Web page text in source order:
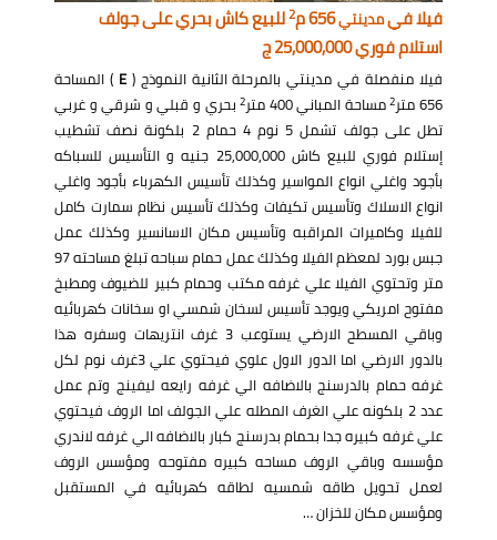
فيلا فيمدينتي656 م 2للبيع كاش بحري على جولف
استلام فوري 25,000,000 ج
فيلا منفصلة في مدينتي بالمرحلة الثانية النموذج (E ) المساحة
656 متر
2مساحة المباني 400 متر 2بحري و قبلي و شرقي و غربي
تطل على جولف تشمل 5 نوم 4 حمام 2 بلكونة نصف تشطيب
إستلام فوري للبيع كاش 25,000,000 جنيه و التأسيس للسباكه
بأجود واغلي انواع المواسير وكذلك تأسيس الكهرباء بأجود واغلي
انواع الاسلاك وتأسيس تكيفات وكذلك تأسيس نظام سمارت كامل
للفيلا وكاميرات المراقبه وتأسيس مكان الاسانسير وكذلك عمل
جبس بورد لمعظم الفيلا وكذلك عمل حمام سباحه تبلغ مساحته 97
متر وتحتوي الفيلا علي غرفه مكتب وحمام كبير للضيوف ومطبخ
مفتوح امريكي ويوجد تأسيس لسخان شمسي او سخانات كهربائيه
وباقي المسطح الارضي يستوعب 3 غرف انتريهات وسفره هذا
بالدور الارضي اما الدور الاول علوي فيحتوي علي 3غرف نوم لكل
غرفه حمام بالدرسنج بالاضافه الي غرفه رايعه ليفينج وتم عمل
عدد 2 بلكونه علي الغرف المطله علي الجولف اما الروف فيحتوي
علي غرفه كبيره جدا بحمام بدرسنج كبار بالاضافه الي غرفه لاندري
مؤسسه وباقي الروف مساحه كبيره مفتوحه ومؤسس الروف
لعمل تحويل طاقه شمسيه لطاقه كهربائيه في المستقبل
ومؤسس مكان للخزان …